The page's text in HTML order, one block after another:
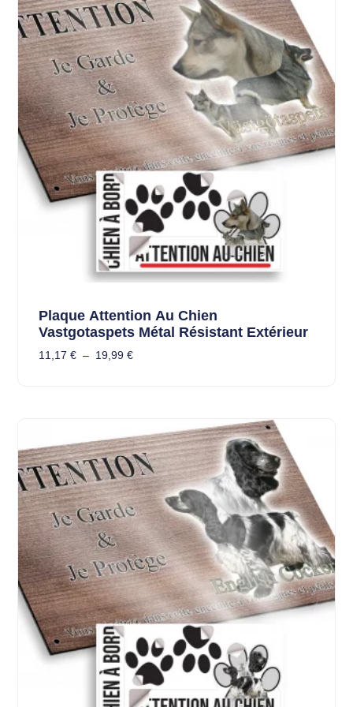
Plaque Attention Au Chien
Vastgotaspets Métal Résistant Extérieur
11,17 € – 19,99 €